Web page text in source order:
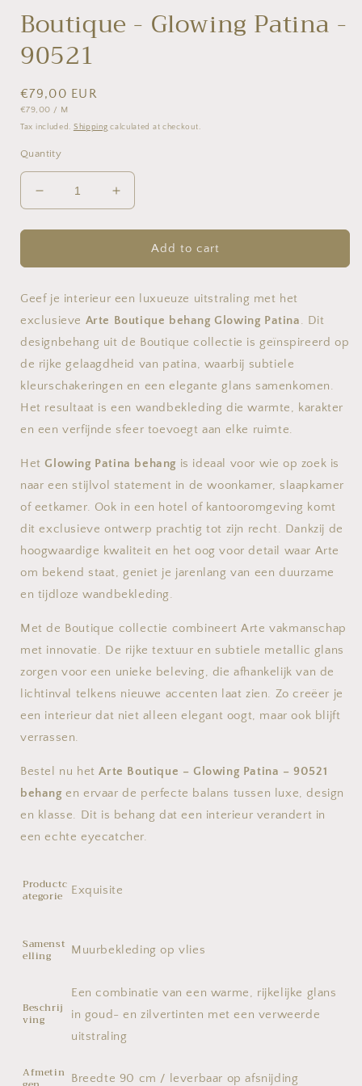
Boutique - Glowing Patina -
90521
Regular
price
€79,00 EUR
UNIT
€79,00 / PER
M
Tax included. Shipping calculated at checkout.
Quantity
Decrease
quantity
for
-
Patina
-
90521
Increase
quantity
for
Boutique
-
Patina
-
90521
Add to cart
Geef je interieur een luxueuze uitstraling met het
exclusieve Arte Boutique behang Glowing Patina. Dit
designbehang uit de Boutique collectie is geïnspireerd op
de rijke gelaagdheid van patina, waarbij subtiele
kleurschakeringen en een elegante glans samenkomen.
Het resultaat is een wandbekleding die warmte, karakter
en een verfijnde sfeer toevoegt aan elke ruimte.
HetGlowing Patina behang is ideaal voor wie op zoek is
naar een stijlvol statement in de woonkamer, slaapkamer
of eetkamer. Ook in een hotel of kantooromgeving komt
dit exclusieve ontwerp prachtig tot zijn recht. Dankzij de
hoogwaardige kwaliteit en het oog voor detail waar Arte
om bekend staat, geniet je jarenlang van een duurzame
en tijdloze wandbekleding.
Met de Boutique collectie combineert Arte vakmanschap
met innovatie. De rijke textuur en subtiele metallic glans
zorgen voor een unieke beleving, die afhankelijk van de
lichtinval telkens nieuwe accenten laat zien. Zo creëer je
een interieur dat niet alleen elegant oogt, maar ook blijft
verrassen.
Bestel nu hetArte Boutique – Glowing Patina – 90521
behang en ervaar de perfecte balans tussen luxe, design
en klasse. Dit is behang dat een interieur verandert in
een echte eyecatcher.
Productc
ategorie Exquisite
Samenst
elling Muurbekleding op vlies
Beschrij
ving
Een combinatie van een warme, rijkelijke glans
in goud- en zilvertinten met een verweerde
uitstraling
Afmetin Breedte 90 cm / leverbaar op afsnijding